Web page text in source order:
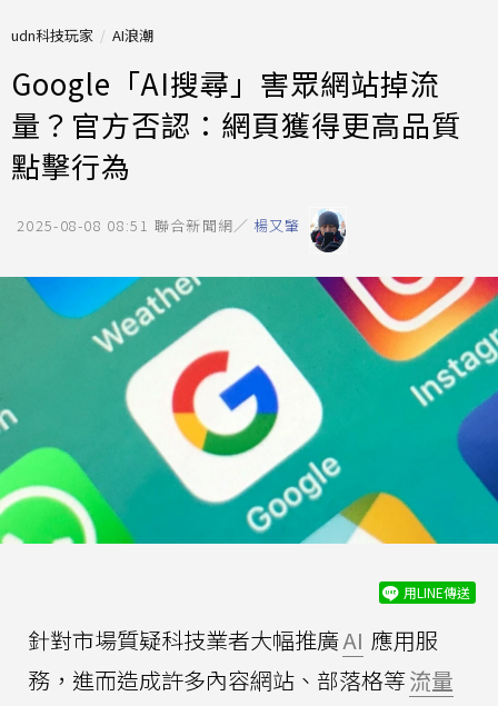
udn科技玩家 AI浪潮
Google「AI搜尋」害眾網站掉流
量？官方否認：網頁獲得更高品質
點擊行為
2025-08-08 08:51 聯合新聞網／ 楊又肇
用LINE傳送
針對市場質疑科技業者大幅推廣AI 應用服
務，進而造成許多內容網站、部落格等流量